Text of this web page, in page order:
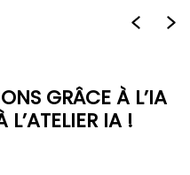
GRÂCE À L’IA
IA !